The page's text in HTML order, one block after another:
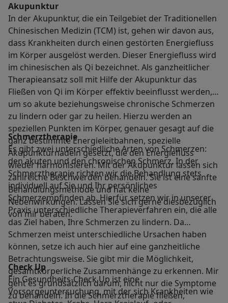
Akupunktur
In der Akupunktur, die ein Teilgebiet der Traditionellen
Chinesischen Medizin (TCM) ist, gehen wir davon aus,
dass Krankheiten durch einen gestörten Energiefluss
im Körper ausgelöst werden. Dieser Energiefluss wird
im chinesischen als Qi bezeichnet. Als ganzheitlicher
Therapieansatz soll mit Hilfe der Akupunktur das
Fließen von Qi im Körper effektiv beeinflusst werden,
um so akute beziehungsweise chronische Schmerzen
zu lindern oder gar zu heilen. Hierzu werden an
speziellen Punkten im Körper, genauer gesagt auf die
ganz bestimmte Energieleitbahnen, spezielle
Akupunkturnadeln gesetzt, die den Energiefluss
wieder harmonisieren. Mit der Akupunktur lassen sich
zahlreiche Beschwerden behandeln. Sie ist eine sanfte
Behandlungsmethode und hat keine
Nebenwirkungen. Lassen Sie sich gerne diesbezüglich
von mir beraten.
Schmerztherapie
Es gibt zwei unterschiedliche Arten von Schmerzen:
den akuten und den chronischen Schmerz. In der
Schmerztherapie richten wir die Behandlung stets
individuell auf Sie und Ihr persönliches
Schmerzempfinden ab. Hierfür setzen wir in unserer
Praxis unterschiedliche Therapieverfahren ein, die alle
das Ziel haben, Ihre Schmerzen zu lindern. Da
Schmerzen meist unterschiedliche Ursachen haben
können, setze ich auch hier auf eine ganzheitliche
Betrachtungsweise. Sie gibt mir die Möglichkeit,
gesamtkörperliche Zusammenhänge zu erkennen. Mir
geht es grundsätzlich darum, nicht nur die Symptome
zu behandeln. In die Schmerztherapie fließen,
Check Up
Ein Gesundheits-Check Up ist eine
Vorsorgeuntersuchung, mit der sich Krankheiten wie